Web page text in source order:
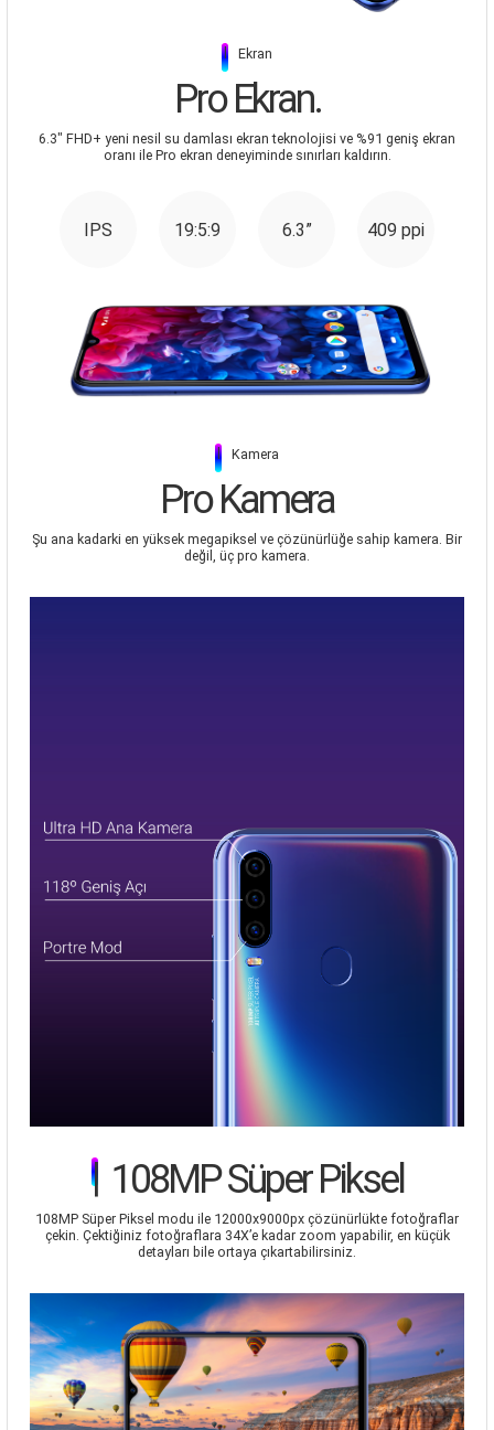
| Ekran
Pro Ekran.
6.3" FHD+ yeni nesil su damlası ekran teknolojisi ve %91 geniş ekran
oranı ile Pro ekran deneyiminde sınırları kaldırın.
IPS 19:5:9 6.3” 409 ppi
| Kamera
Pro Kamera
Şu ana kadarki en yüksek megapiksel ve çözünürlüğe sahip kamera. Bir
değil, üç pro kamera.
| 108MP Süper Piksel
108MP Süper Piksel modu ile 12000x9000px çözünürlükte fotoğraflar
çekin. Çektiğiniz fotoğraflara 34X’e kadar zoom yapabilir, en küçük
detayları bile ortaya çıkartabilirsiniz.